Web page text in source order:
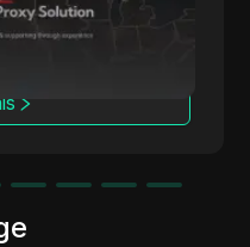
rede global
geográficos,
residenciais e